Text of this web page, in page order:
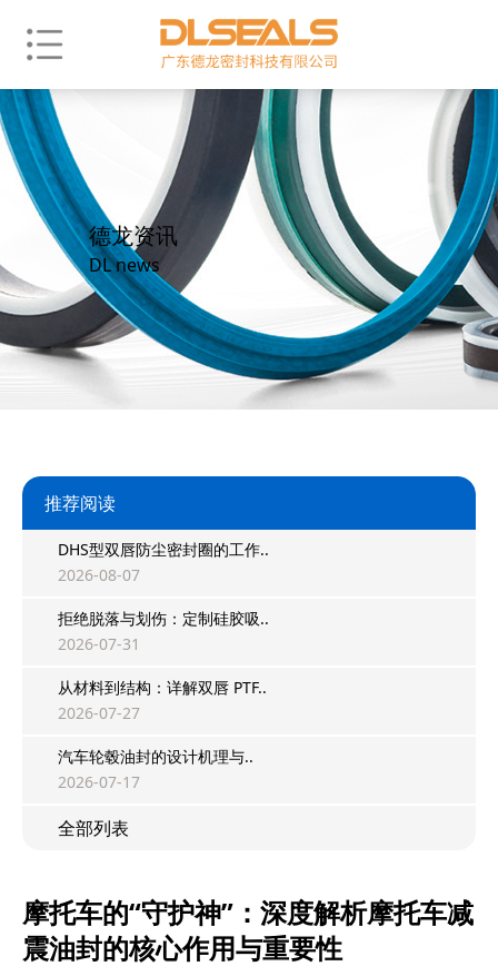
德龙资讯
DL news
推荐阅读
DHS型双唇防尘密封圈的工作..
2026-08-07
拒绝脱落与划伤：定制硅胶吸..
2026-07-31
从材料到结构：详解双唇 PTF..
2026-07-27
汽车轮毂油封的设计机理与..
2026-07-17
全部列表
摩托车的“守护神”：深度解析摩托车减
震油封的核心作用与重要性